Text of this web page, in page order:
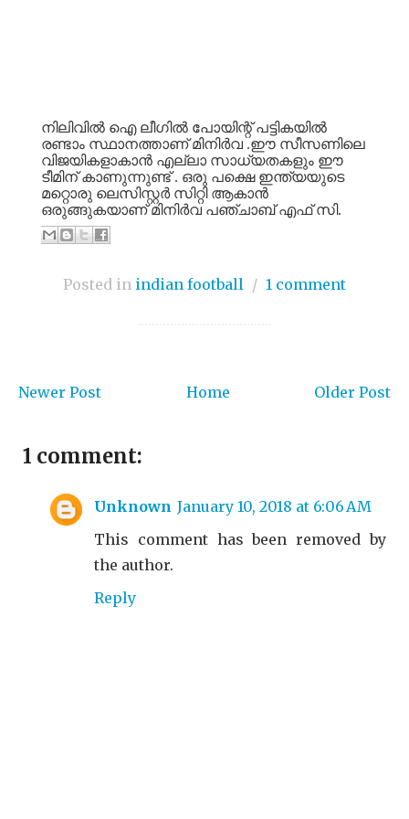
നിലിവിൽ ഐ ലീഗിൽ പോയിന്റ് പട്ടികയിൽ
രണ്ടാം സ്ഥാനത്താണ് മിനിർവ .ഈ സീസണിലെ
വിജയികളാകാൻ എല്ലാ സാധ്യതകളും ഈ
ടീമിന് കാണുന്നുണ്ട്. ഒരു പക്ഷെ ഇന്ത്യയുടെ
മറ്റൊരു ലെസിസ്റ്റർ സിറ്റി ആകാൻ
ഒരുങ്ങുകയാണ് മിനിർവ പഞ്ചാബ് എഫ് സി.
Posted in indian football / 1 comment
Newer Post Older Post
Home
1 comment:
Unknown January 10, 2018 at 6:06 AM
This comment has been removed by
the author.
Reply